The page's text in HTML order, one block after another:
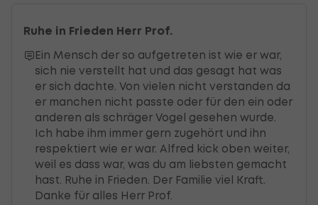
Zum Kommentar im Artikel
Ruhe in Frieden Herr Prof.
Ein Mensch der so aufgetreten ist wie er war,
sich nie verstellt hat und das gesagt hat was
er sich dachte. Von vielen nicht verstanden da
er manchen nicht passte oder für den ein oder
anderen als schräger Vogel gesehen wurde.
Ich habe ihm immer gern zugehört und ihn
respektiert wie er war. Alfred kick oben weiter,
weil es dass war, was du am liebsten gemacht
hast. Ruhe in Frieden. Der Familie viel Kraft.
Danke für alles Herr Prof.